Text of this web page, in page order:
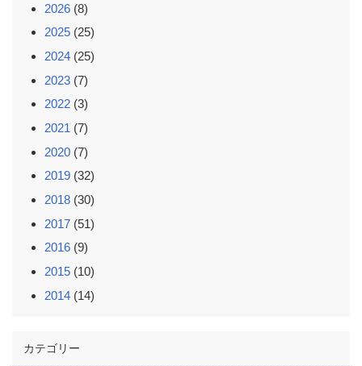
2026 (8)
2025 (25)
2024 (25)
2023 (7)
2022 (3)
2021 (7)
2020 (7)
2019 (32)
2018 (30)
2017 (51)
2016 (9)
2015 (10)
2014 (14)
カテゴリー